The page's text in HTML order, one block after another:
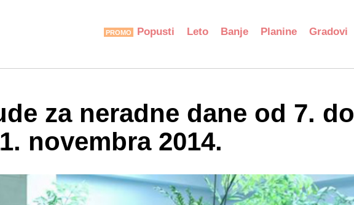
Popusti Leto Banje Planine Gradovi
za neradne dane od 7. do
novembra 2014.